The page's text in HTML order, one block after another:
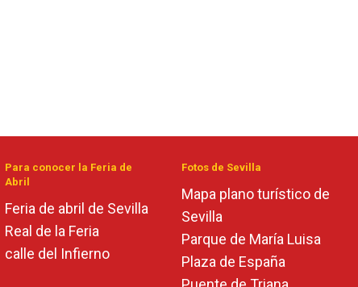
Para conocer la Feria de
Abril
Feria de abril de Sevilla
Real de la Feria
calle del Infierno
Fotos de Sevilla
Mapa plano turístico de
Sevilla
Parque de María Luisa
Plaza de España